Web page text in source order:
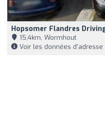
Hopsomer Flandres
15,4km, Wormhout
Voir les données